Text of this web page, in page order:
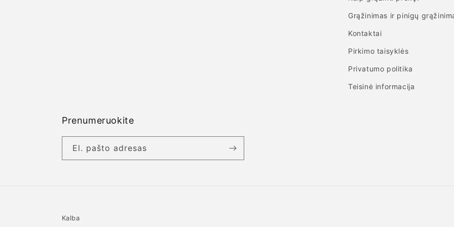
Grąžinimas ir pinigų
Kontaktai
Pirkimo taisyklės
Privatumo politika
Teisinė informacija
Prenumeruokite
El. pašto adresas
Kalba